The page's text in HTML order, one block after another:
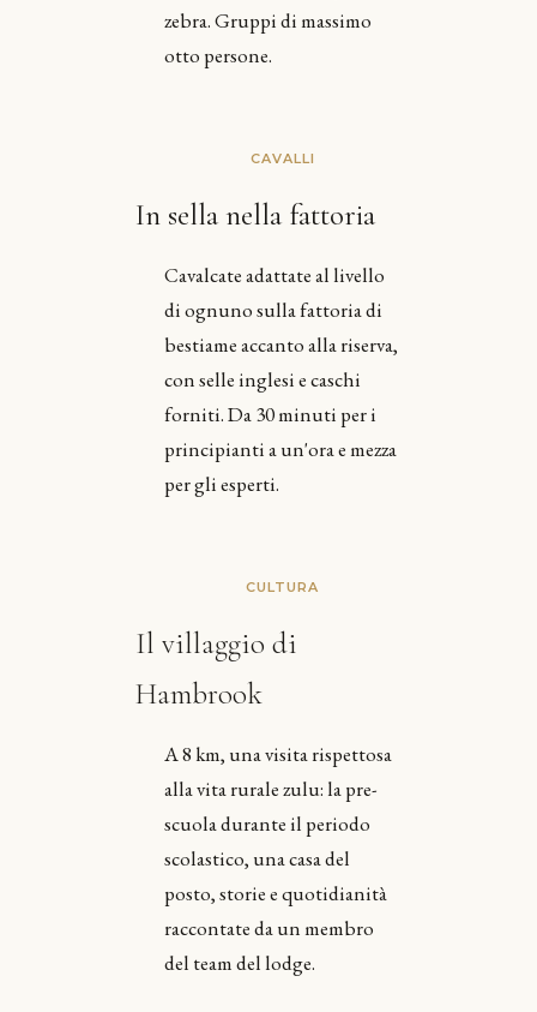
zebra. Gruppi di massimo
otto persone.
CAVALLI
In sella nella fattoria
Cavalcate adattate al livello
di ognuno sulla fattoria di
bestiame accanto alla riserva,
con selle inglesi e caschi
forniti. Da 30 minuti per i
principianti a un'ora e mezza
per gli esperti.
CULTURA
Il villaggio di
Hambrook
A 8 km, una visita rispettosa
alla vita rurale zulu: la pre-
scuola durante il periodo
scolastico, una casa del
posto, storie e quotidianità
raccontate da un membro
del team del lodge.